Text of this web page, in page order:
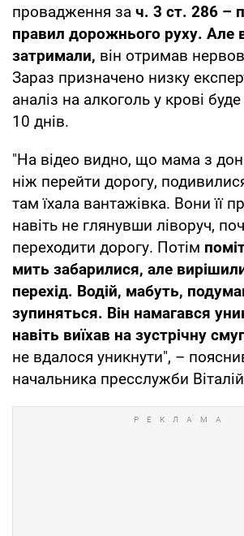
провадження за ч. 3 ст. 286 –
правил дорожнього руху. Але
затримали, він отримав
Зараз призначено низку
аналіз на алкоголь у крові
10 днів.
"На відео видно, що мама з
ніж перейти дорогу,
там їхала вантажівка. Вони її
навіть не глянувши ліворуч,
переходити дорогу. Потім
мить забарилися, але
перехід. Водій, мабуть,
зупиняться. Він намагався
навіть виїхав на зустрічну
не вдалося уникнути", –
начальника пресслужби